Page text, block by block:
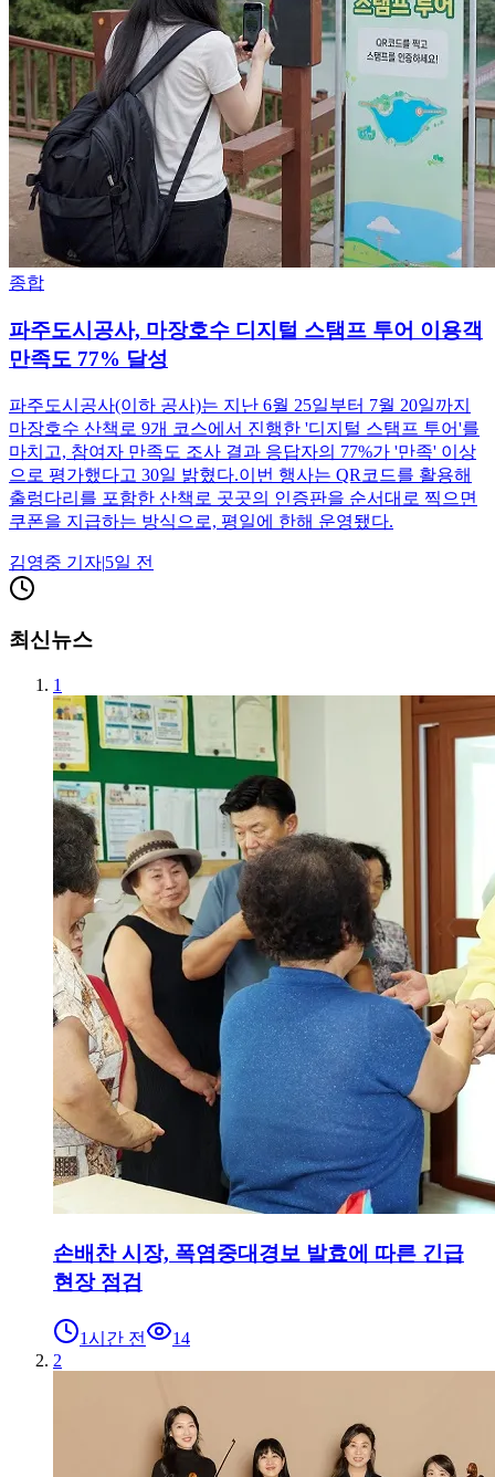
종합
파주도시공사, 마장호수 디지털 스탬프 투어 이용객
만족도 77% 달성
파주도시공사(이하 공사)는 지난 6월 25일부터 7월 20일까지
마장호수 산책로 9개 코스에서 진행한 '디지털 스탬프 투어'를
마치고, 참여자 만족도 조사 결과 응답자의 77%가 '만족' 이상
으로 평가했다고 30일 밝혔다.이번 행사는 QR코드를 활용해
출렁다리를 포함한 산책로 곳곳의 인증판을 순서대로 찍으면
쿠폰을 지급하는 방식으로, 평일에 한해 운영됐다.
김영중 기자|5일 전
최신뉴스
1
손배찬 시장, 폭염중대경보 발효에 따른 긴급
현장 점검
1시간 전
14
2